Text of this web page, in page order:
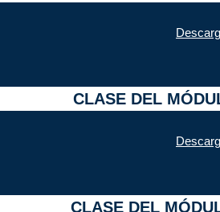
CLASE DEL
CLASE DEL